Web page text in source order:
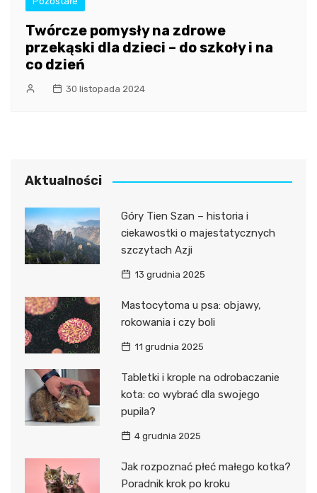
Twórcze pomysły na zdrowe
przekąski dla dzieci – do szkoły i na
co dzień
30 listopada 2024
Aktualności
Góry Tien Szan – historia i
ciekawostki o majestatycznych
szczytach Azji
13 grudnia 2025
Mastocytoma u psa: objawy,
rokowania i czy boli
11 grudnia 2025
Tabletki i krople na odrobaczanie
kota: co wybrać dla swojego
pupila?
4 grudnia 2025
Jak rozpoznać płeć małego kotka?
Poradnik krok po kroku